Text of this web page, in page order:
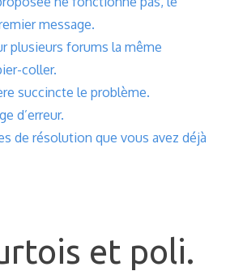
message.
plusieurs forums la même
coller.
succincte le problème.
d’erreur.
de résolution que vous avez déjà
et poli.